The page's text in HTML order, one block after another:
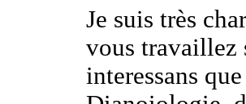
Je suis très
vous travaillez
interessans